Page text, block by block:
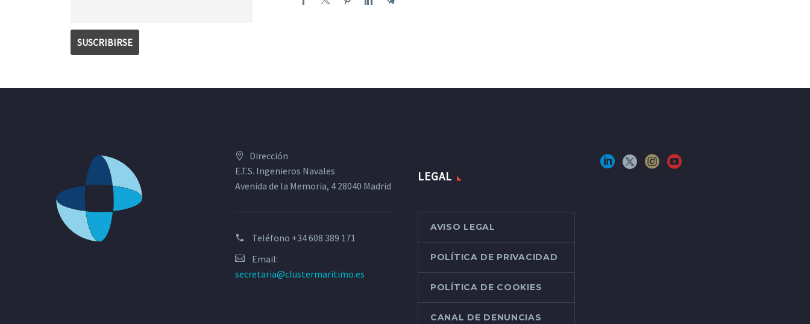
Dirección
E.T.S. Ingenieros Navales
Avenida de la Memoria, 4 28040 Madrid
Teléfono +34 608 389 171
Email:
secretaria@clustermaritimo.es
LEGAL
AVISO LEGAL
POLÍTICA DE PRIVACIDAD
POLÍTICA DE COOKIES
CANAL DE DENUNCIAS